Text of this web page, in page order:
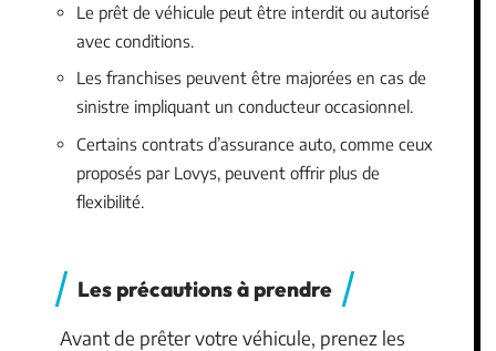
Le prêt de véhicule peut être interdit ou autorisé
avec conditions.
Les franchises peuvent être majorées en cas de
sinistre impliquant un conducteur occasionnel.
Certains contrats d’assurance auto, comme ceux
proposés par Lovys, peuvent offrir plus de
flexibilité.
Les précautions à prendre
Avant de prêter votre véhicule, prenez les